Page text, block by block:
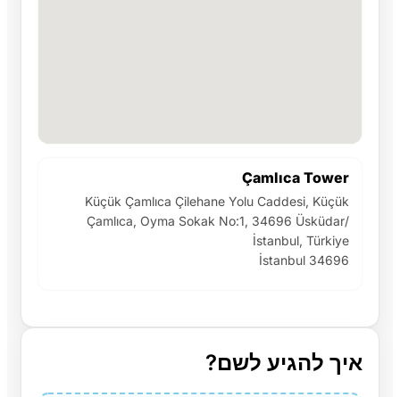
Çamlıca Tower
Küçük Çamlıca Çilehane Yolu Caddesi, Küçük
Çamlıca, Oyma Sokak No:1, 34696 Üsküdar/
İstanbul, Türkiye
İstanbul 34696
איך להגיע לשם?